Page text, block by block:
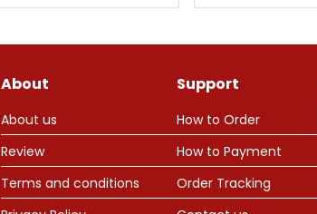
About
About us
Review
Terms and conditions
Support
How to Order
How to Payment
Order Tracking